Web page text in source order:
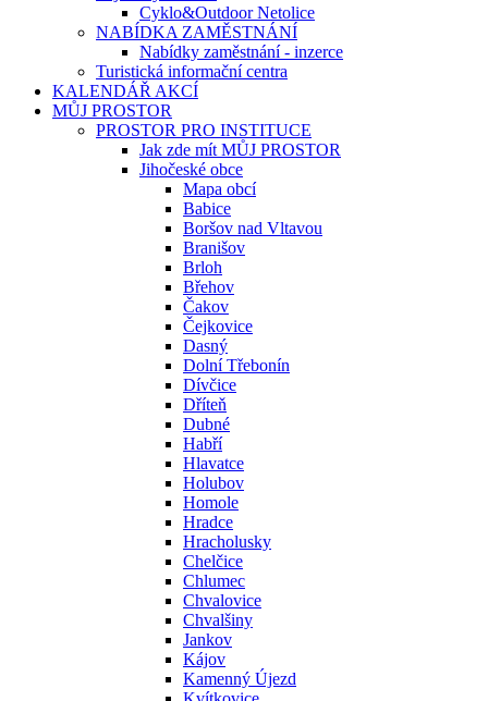
Cyklo&Outdoor Netolice
NABÍDKA ZAMĚSTNÁNÍ
Nabídky zaměstnání - inzerce
Turistická informační centra
KALENDÁŘ AKCÍ
MŮJ PROSTOR
PROSTOR PRO INSTITUCE
Jak zde mít MŮJ PROSTOR
Jihočeské obce
Mapa obcí
Babice
Boršov nad Vltavou
Branišov
Brloh
Břehov
Čakov
Čejkovice
Dasný
Dolní Třebonín
Dívčice
Dříteň
Dubné
Habří
Hlavatce
Holubov
Homole
Hradce
Hracholusky
Chelčice
Chlumec
Chvalovice
Chvalšiny
Jankov
Kájov
Kamenný Újezd